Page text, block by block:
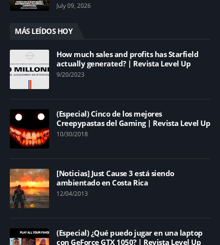
July 09, 2026
MÁS LEÍDOS HOY
How much sales and profits has Starfield
actually generated? | Revista Level Up
9/20/2023
(Especial) Cinco de los mejores
Creepypastas del Gaming | Revista Level Up
10/30/2018
[Noticias] Just Cause 3 está siendo
ambientado en Costa Rica
12/04/2013
(Especial) ¿Qué puedo jugar en una laptop
con GeForce GTX 1050? | Revista Level Up